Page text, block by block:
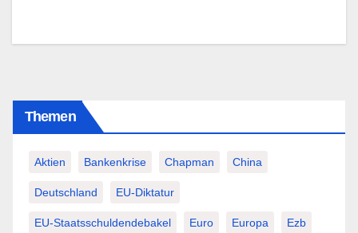
Themen
Aktien Bankenkrise Chapman China
Deutschland EU-Diktatur
EU-Staatsschuldendebakel Euro Europa Ezb